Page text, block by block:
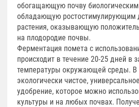
обогащающую почву
обладающую ростостимулирующим
растения, оказывающую
на плодородие почвы.
Ферментация помета с
происходит в течение 20-25 дней в
температуры окружающей среды. В
экологически чистое,
удобрение, которое можно
культуры и на любых почвах.